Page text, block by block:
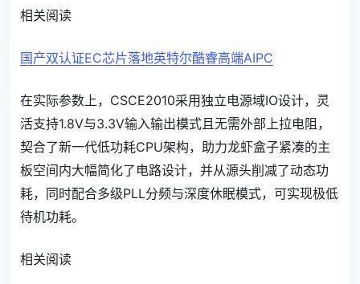
相关阅读
国产双认证EC芯片落地英特尔酷睿高端AIPC
在实际参数上，CSCE2010采用独立电源域IO设计，灵
活支持1.8V与3.3V输入输出模式且无需外部上拉电阻，
契合了新一代低功耗CPU架构，助力龙虾盒子紧凑的主
板空间内大幅简化了电路设计，并从源头削减了动态功
耗，同时配合多级PLL分频与深度休眠模式，可实现极低
待机功耗。
相关阅读